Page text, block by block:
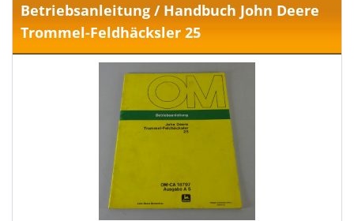
Betriebsanleitung / Handbuch John Deere
Trommel-Feldhäcksler 25